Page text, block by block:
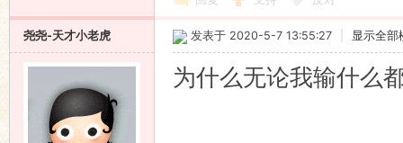
尧尧-天才小老虎 发表于 2020-5-7 13:55:27 显示全部
为什么无论我输什么